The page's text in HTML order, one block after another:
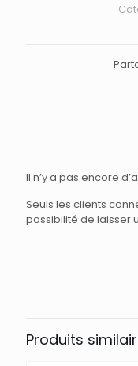
Il n’y a pas encore
Seuls les clients
possibilité de laisser
Produits